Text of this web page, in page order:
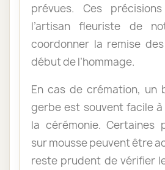
prévues. Ces
l’artisan fleuriste de
coordonner la remise
début de l’hommage.
En cas de crémation, un
gerbe est souvent facile
la cérémonie. Certaines
sur mousse peuvent être
reste prudent de vérifier